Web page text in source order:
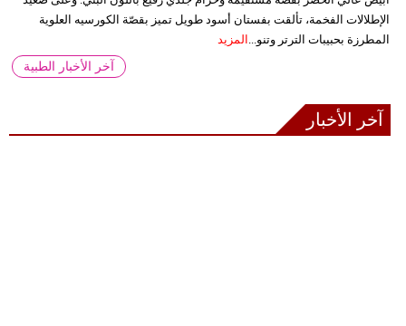
الإطلالات الفخمة، تألقت بفستان أسود طويل تميز بقصّة الكورسيه العلوية
المطرزة بحبيبات الترتر وتنو...
المزيد
آخر الأخبار الطبية
آخر الأخبار